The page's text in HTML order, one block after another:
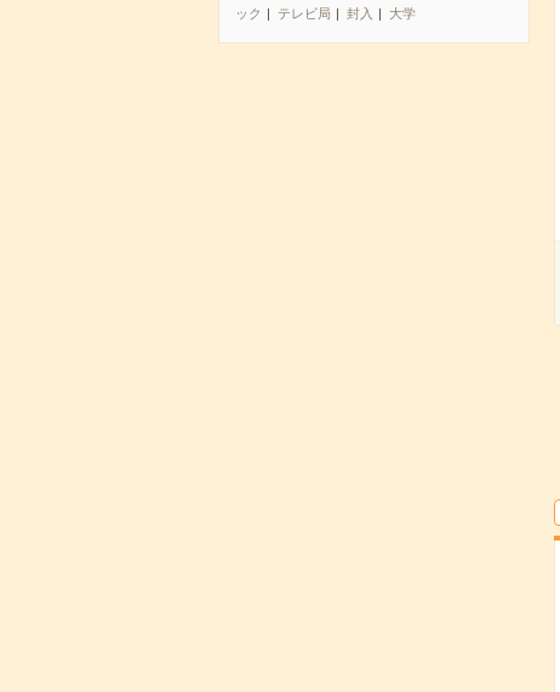
ック
テレビ局 封入 大学